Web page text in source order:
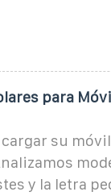
para
cargar su
y la letra